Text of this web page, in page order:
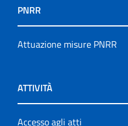
PNRR
Attuazione misure PNRR
ATTIVITÀ
Accesso agli atti